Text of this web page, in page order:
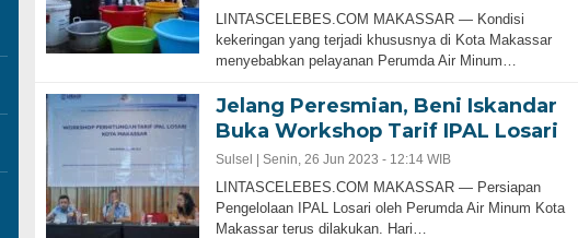
LINTASCELEBES.COM MAKASSAR — Kondisi
kekeringan yang terjadi khususnya di Kota Makassar
menyebabkan pelayanan Perumda Air Minum…
Jelang Peresmian, Beni Iskandar
Buka Workshop Tarif IPAL Losari
Sulsel | Senin, 26 Jun 2023 - 12:14 WIB
LINTASCELEBES.COM MAKASSAR — Persiapan
Pengelolaan IPAL Losari oleh Perumda Air Minum Kota
Makassar terus dilakukan. Hari…